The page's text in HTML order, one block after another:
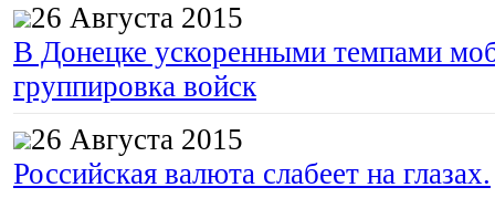
26 Августа 2015
В Донецке ускоренными темпами
группировка войск
26 Августа 2015
Российская валюта слабеет на глазах.